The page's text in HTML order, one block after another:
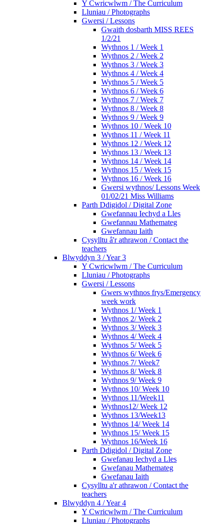
Y Cwricwlwm / The Curriculum
Lluniau / Photographs
Gwersi / Lessons
Gwaith dosbarth MISS REES
1/2/21
Wythnos 1 / Week 1
Wythnos 2 / Week 2
Wythnos 3 / Week 3
Wythnos 4 / Week 4
Wythnos 5 / Week 5
Wythnos 6 / Week 6
Wythnos 7 / Week 7
Wythnos 8 / Week 8
Wythnos 9 / Week 9
Wythnos 10 / Week 10
Wythnos 11 / Week 11
Wythnos 12 / Week 12
Wythnos 13 / Week 13
Wythnos 14 / Week 14
Wythnos 15 / Week 15
Wythnos 16 / Week 16
Gwersi wythnos/ Lessons Week
01/02/21 Miss Williams
Parth Ddigidol / Digital Zone
Gwefannau Iechyd a Lles
Gwefannau Mathemateg
Gwefannau Iaith
Cysylltu â'r athrawon / Contact the
teachers
Blwyddyn 3 / Year 3
Y Cwricwlwm / The Curriculum
Lluniau / Photographs
Gwersi / Lessons
Gwers wythnos frys/Emergency
week work
Wythnos 1/ Week 1
Wythnos 2/ Week 2
Wythnos 3/ Week 3
Wythnos 4/ Week 4
Wythnos 5/ Week 5
Wythnos 6/ Week 6
Wythnos 7/ Week7
Wythnos 8/ Week 8
Wythnos 9/ Week 9
Wythnos 10/ Week 10
Wythnos 11/Week11
Wythnos12/ Week 12
Wythnos 13/Week13
Wythnos 14/ Week 14
Wythnos 15/ Week 15
Wythnos 16/Week 16
Parth Ddigidol / Digital Zone
Gwefanau Iechyd a Lles
Gwefanau Mathemateg
Gwefanau Iaith
Cysylltu a'r athrawon / Contact the
teachers
Blwyddyn 4 / Year 4
Y Cwricwlwm / The Curriculum
Lluniau / Photographs